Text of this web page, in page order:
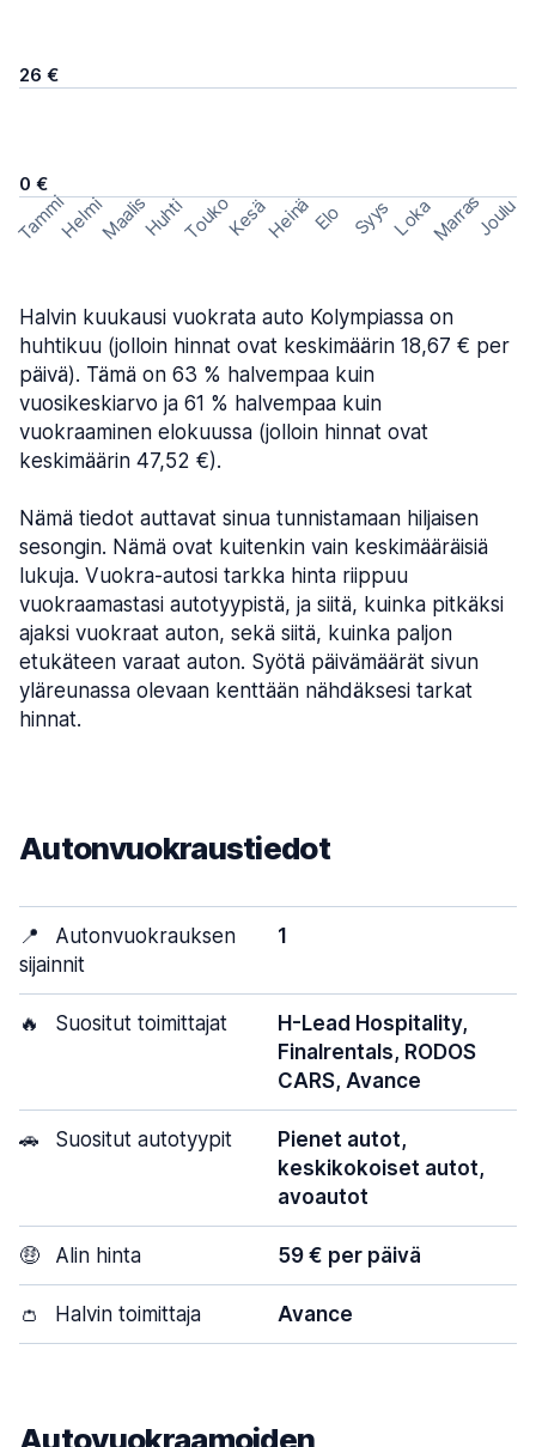
26 €
0 €
TammiHelmiMaalisHuhtiToukoKesäHeinäElo SyysLokaMarrasJoulu
Halvin kuukausi vuokrata auto Kolympiassa on
huhtikuu (jolloin hinnat ovat keskimäärin 18,67 € per
päivä). Tämä on 63 % halvempaa kuin
vuosikeskiarvo ja 61 % halvempaa kuin
vuokraaminen elokuussa (jolloin hinnat ovat
keskimäärin 47,52 €).
Nämä tiedot auttavat sinua tunnistamaan hiljaisen
sesongin. Nämä ovat kuitenkin vain keskimääräisiä
lukuja. Vuokra-autosi tarkka hinta riippuu
vuokraamastasi autotyypistä, ja siitä, kuinka pitkäksi
ajaksi vuokraat auton, sekä siitä, kuinka paljon
etukäteen varaat auton. Syötä päivämäärät sivun
yläreunassa olevaan kenttään nähdäksesi tarkat
hinnat.
Autonvuokraustiedot
📍
Autonvuokrauksen
sijainnit
1
🔥 Suositut toimittajat
H-Lead Hospitality,
Finalrentals, RODOS
CARS, Avance
🚗 Suositut autotyypit
Pienet autot,
keskikokoiset autot,
avoautot
🤑 Alin hinta 59 € per päivä
👛 Halvin toimittaja Avance
Autovuokraamoiden